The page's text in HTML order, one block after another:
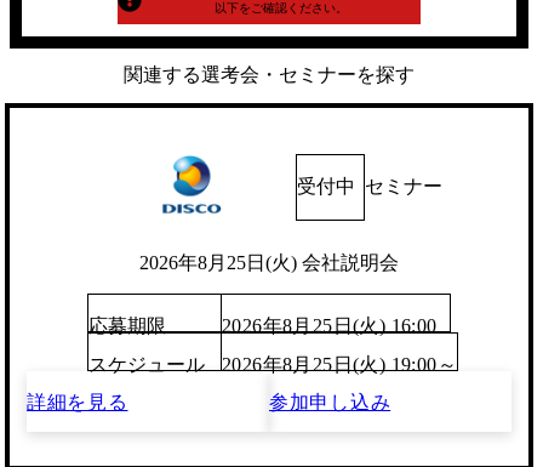
以下をご確認ください。
関連する選考会・セミナーを探す
受付中 セミナー
2026年8月25日(火) 会社説明会
応募期限
2026年8月25日(火) 16:00
スケジュール
2026年8月25日(火) 19:00～
詳細を見る
参加申し込み